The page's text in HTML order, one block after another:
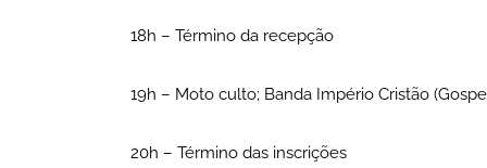
18h – Término da recepção
19h – Moto culto; Banda Império Cristão
20h – Término das inscrições